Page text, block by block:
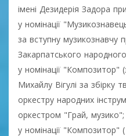
імені Дезидерія Задора
у номінації
за вступну музикознавчу
Закарпатського
у номінації "Композитор"
Михайлу Вігулі за збірку
оркестру народних
оркестром "Грай, музико";
у номінації "Композитор"